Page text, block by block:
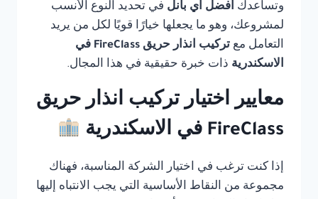
وتساعدك أفضل أي بانل في تحديد النوع الأنسب
لمشروعك، وهو ما يجعلها خيارًا قويًا لكل من يريد
التعامل مع
تركيب انذار حريق FireClass في
الاسكندرية ذات خبرة حقيقية في هذا المجال.
معايير اختيار تركيب انذار حريق
FireClass في الاسكندرية
إذا كنت ترغب في اختيار الشركة المناسبة، فهناك
مجموعة من النقاط الأساسية التي يجب الانتباه إليها